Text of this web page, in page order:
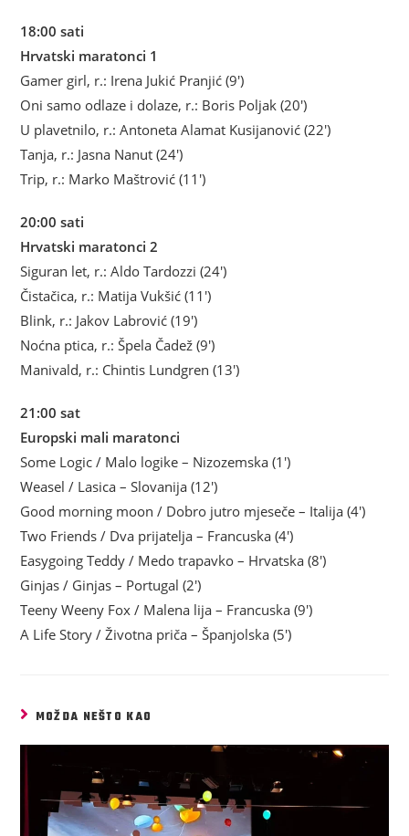
18:00 sati
Hrvatski maratonci 1
Gamer girl, r.: Irena Jukić Pranjić (9′)
Oni samo odlaze i dolaze, r.: Boris Poljak (20′)
U plavetnilo, r.: Antoneta Alamat Kusijanović (22′)
Tanja, r.: Jasna Nanut (24′)
Trip, r.: Marko Maštrović (11′)
20:00 sati
Hrvatski maratonci 2
Siguran let, r.: Aldo Tardozzi (24′)
Čistačica, r.: Matija Vukšić (11′)
Blink, r.: Jakov Labrović (19′)
Noćna ptica, r.: Špela Čadež (9′)
Manivald, r.: Chintis Lundgren (13′)
21:00 sat
Europski mali maratonci
Some Logic / Malo logike – Nizozemska (1′)
Weasel / Lasica – Slovanija (12′)
Good morning moon / Dobro jutro mjeseče – Italija (4′)
Two Friends / Dva prijatelja – Francuska (4′)
Easygoing Teddy / Medo trapavko – Hrvatska (8′)
Ginjas / Ginjas – Portugal (2′)
Teeny Weeny Fox / Malena lija – Francuska (9′)
A Life Story / Životna priča – Španjolska (5′)
MOŽDA NEŠTO KAO